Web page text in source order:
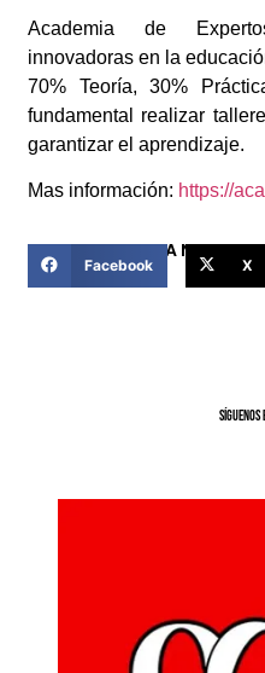
Academia de
innovadoras en la
70% Teoría, 30%
fundamental realizar
garantizar el aprendizaje.
Mas información: https://
COMPARTIR ESTA NOTICIA
Facebook X
SíGUENOS